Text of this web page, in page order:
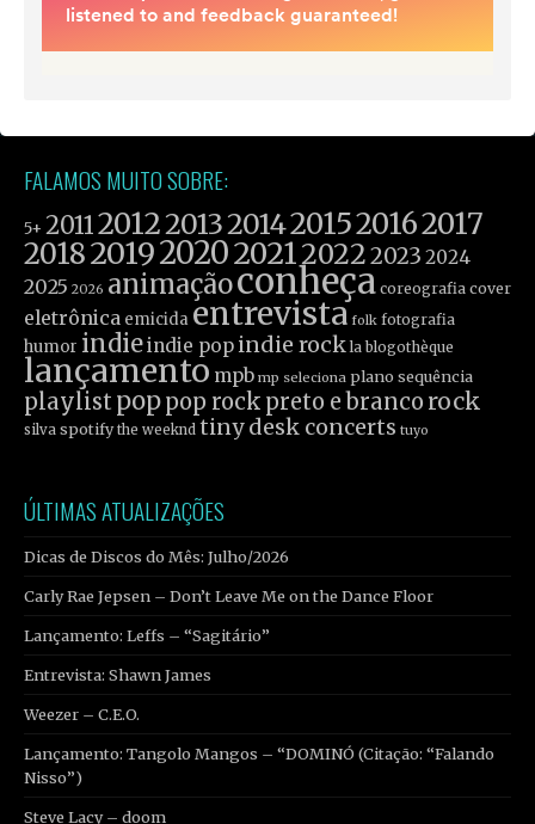
FALAMOS MUITO SOBRE:
5+ 2011201220132014201520162017
201820192020202120222023 2024
2025 2026 animaçãoconheça coreografia cover
eletrônica emicida entrevista folk fotografia
humor indieindie pop indie rock la blogothèque
lançamento mpb mp seleciona plano sequência
playlist poppop rock preto e branco rock
silva spotify the weeknd tiny desk concerts tuyo
ÚLTIMAS ATUALIZAÇÕES
Dicas de Discos do Mês: Julho/2026
Carly Rae Jepsen – Don’t Leave Me on the Dance Floor
Lançamento: Leffs – “Sagitário”
Entrevista: Shawn James
Weezer – C.E.O.
Lançamento: Tangolo Mangos – “DOMINÓ (Citação: “Falando
Nisso”)
Steve Lacy – doom